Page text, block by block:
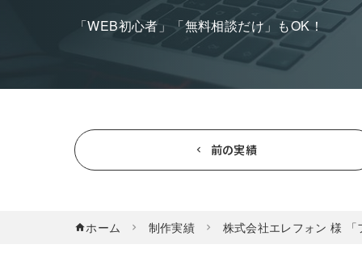
「WEB初心者」「無料相談だけ」もOK！
前の実績
ホーム 制作実績 株式会社エレフォン 様